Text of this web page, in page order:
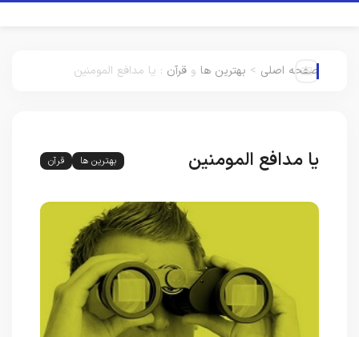
صفحه اصلی > بهترین ها و قرآن : یا مدافع المومنین
یا مدافع المومنین بهترین ها قرآن